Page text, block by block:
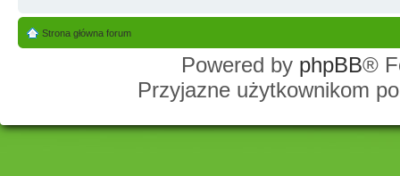
Strona główna forum
Powered by phpBB®
Przyjazne użytkownikom